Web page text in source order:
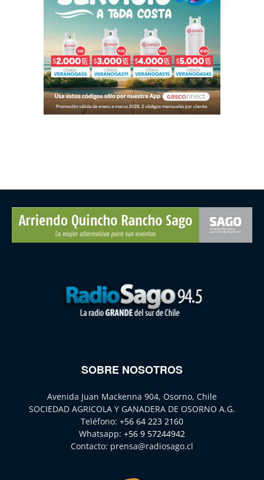
SOBRE NOSOTROS
Avenida Juan Mackenna 904, Osorno, Chile
SOCIEDAD AGRICOLA Y GANADERA DE OSORNO A.G.
Teléfono: +56 64 223 2160
Whatsapp: +56 9 57244942
Contacto: prensa@radiosago.cl